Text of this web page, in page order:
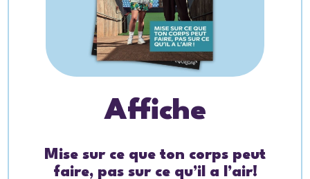
Affiche
Mise sur ce que ton corps peut
faire, pas sur ce qu’il a l’air!